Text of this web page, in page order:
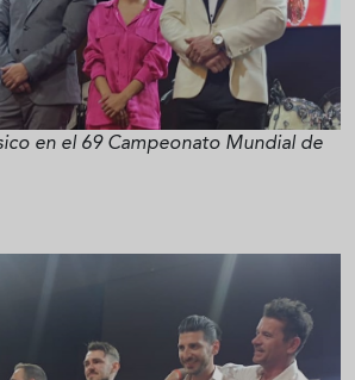
en el 69 Campeonato Mundial de